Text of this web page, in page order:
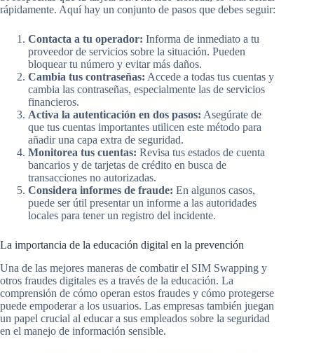
rápidamente. Aquí hay un conjunto de pasos que debes seguir:
Contacta a tu operador: Informa de inmediato a tu
proveedor de servicios sobre la situación. Pueden
bloquear tu número y evitar más daños.
Cambia tus contraseñas: Accede a todas tus cuentas y
cambia las contraseñas, especialmente las de servicios
financieros.
Activa la autenticación en dos pasos: Asegúrate de
que tus cuentas importantes utilicen este método para
añadir una capa extra de seguridad.
Monitorea tus cuentas: Revisa tus estados de cuenta
bancarios y de tarjetas de crédito en busca de
transacciones no autorizadas.
Considera informes de fraude: En algunos casos,
puede ser útil presentar un informe a las autoridades
locales para tener un registro del incidente.
La importancia de la educación digital en la prevención
Una de las mejores maneras de combatir el SIM Swapping y
otros fraudes digitales es a través de la educación. La
comprensión de cómo operan estos fraudes y cómo protegerse
puede empoderar a los usuarios. Las empresas también juegan
un papel crucial al educar a sus empleados sobre la seguridad
en el manejo de información sensible.